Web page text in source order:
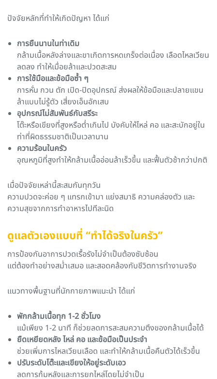
ปัจจัยหลักที่ทำให้เกิดปัญหา ได้แก่
การยืนนานในท่าเดิม
กล้ามเนื้อหลังล่างและขาเกิดการหดเกร็งต่อเนื่อง เลือดไหลเวียน
ลดลง ทำให้เมื่อยล้าและปวดสะสม
การใช้มือและข้อมือซ้ำ ๆ
การหั่น กวน ตัก เปิด-ปิดอุปกรณ์ ส่งผลให้ข้อมือและปลายแขน
ล้าแบบไม่รู้ตัว เสี่ยงเอ็นอักเสบ
อุปกรณ์ไม่สัมพันธ์กับสรีระ
โต๊ะหรือเขียงที่สูงหรือต่ำเกินไป บังคับให้ไหล่ คอ และสะบักอยู่ใน
ท่าที่ผิดธรรมชาติเป็นเวลานาน
ความร้อนในครัว
อุณหภูมิที่สูงทำให้กล้ามเนื้ออ่อนล้าเร็วขึ้น และฟื้นตัวช้ากว่าปกติ
เมื่อปัจจัยเหล่านี้สะสมกันทุกวัน
ความปวดจะค่อย ๆ แทรกเข้ามา แย่งสมาธิ ความคล่องตัว และ
ความสุขจากการทำอาหารไปทีละนิด
ดูแลตัวเองแบบที่ “ทำได้จริงในครัว”
การป้องกันอาการปวดเรื้อรังไม่จำเป็นต้องซับซ้อน
แต่ต้องทำอย่างสม่ำเสมอ และสอดคล้องกับชีวิตการทำงานจริง
แนวทางพื้นฐานที่นักกายภาพแนะนำ ได้แก่
พักกล้ามเนื้อทุก 1-2 ชั่วโมง
แม้เพียง 1-2 นาที ก็ช่วยลดการสะสมความตึงของกล้ามเนื้อได้
ยืดเหยียดหลัง ไหล่ คอ และข้อมือเป็นประจำ
ช่วยเพิ่มการไหลเวียนเลือด และทำให้กล้ามเนื้อคืนตัวได้เร็วขึ้น
ปรับระดับโต๊ะและเขียงให้อยู่ระดับเอว
ลดการก้มหลังและการยกไหล่โดยไม่จำเป็น